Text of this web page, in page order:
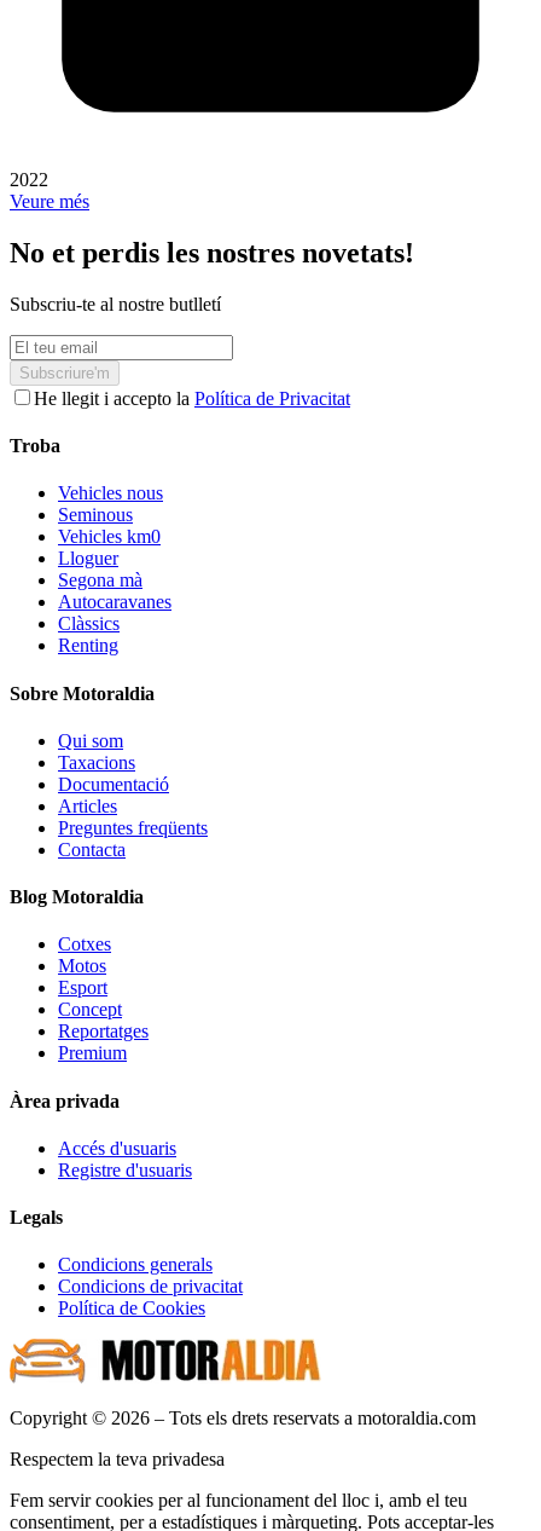
2022
Veure més
No et perdis les nostres novetats!
Subscriu-te al nostre butlletí
Subscriure'm
He llegit i accepto la Política de Privacitat
Troba
Vehicles nous
Seminous
Vehicles km0
Lloguer
Segona mà
Autocaravanes
Clàssics
Renting
Sobre Motoraldia
Qui som
Taxacions
Documentació
Articles
Preguntes freqüents
Contacta
Blog Motoraldia
Cotxes
Motos
Esport
Concept
Reportatges
Premium
Àrea privada
Accés d'usuaris
Registre d'usuaris
Legals
Condicions generals
Condicions de privacitat
Política de Cookies
Copyright © 2026 – Tots els drets reservats a motoraldia.com
Respectem la teva privadesa
Fem servir cookies per al funcionament del lloc i, amb el teu
consentiment, per a estadístiques i màrqueting. Pots acceptar-les